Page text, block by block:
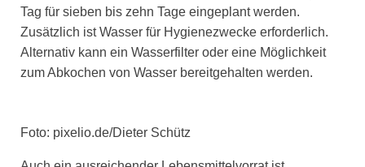
Tag für sieben bis zehn Tage eingeplant werden.
Zusätzlich ist Wasser für Hygienezwecke erforderlich.
Alternativ kann ein Wasserfilter oder eine Möglichkeit
zum Abkochen von Wasser bereitgehalten werden.
Foto: pixelio.de/Dieter Schütz